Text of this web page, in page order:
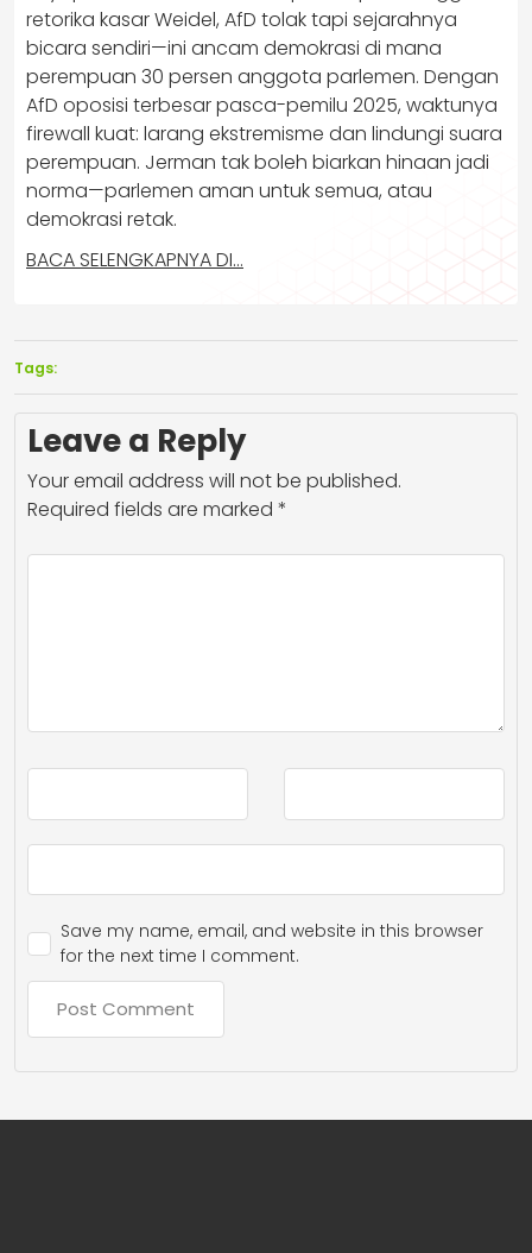
retorika kasar Weidel, AfD tolak tapi sejarahnya
bicara sendiri—ini ancam demokrasi di mana
perempuan 30 persen anggota parlemen. Dengan
AfD oposisi terbesar pasca-pemilu 2025, waktunya
firewall kuat: larang ekstremisme dan lindungi suara
perempuan. Jerman tak boleh biarkan hinaan jadi
norma—parlemen aman untuk semua, atau
demokrasi retak.
BACA SELENGKAPNYA DI…
Tags:
Leave a Reply
Your email address will not be published.
Required fields are marked *
Save my name, email, and website in this browser
for the next time I comment.